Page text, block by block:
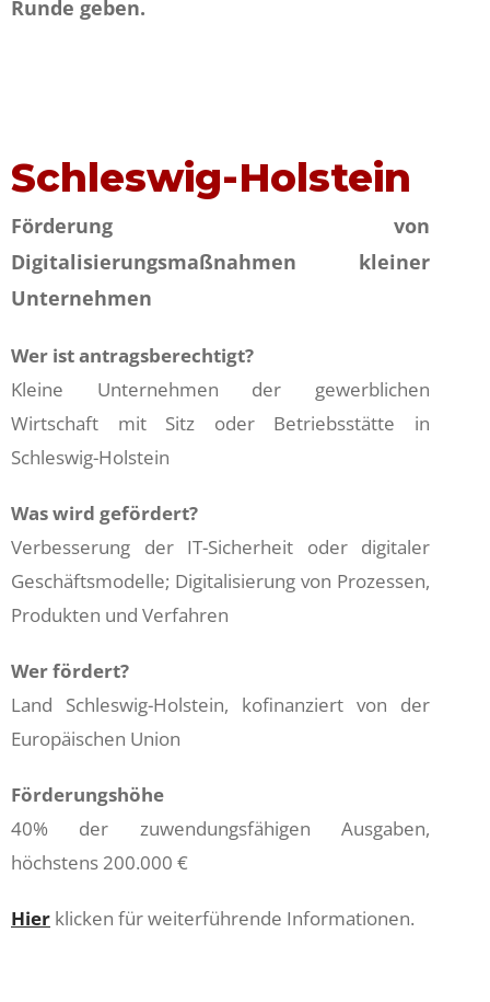
Runde geben.
Schleswig-Holstein
Förderung von
Digitalisierungsmaßnahmen kleiner
Unternehmen
Wer ist antragsberechtigt?
Kleine Unternehmen der gewerblichen
Wirtschaft mit Sitz oder Betriebsstätte in
Schleswig-Holstein
Was wird gefördert?
Verbesserung der IT-Sicherheit oder digitaler
Geschäftsmodelle; Digitalisierung von Prozessen,
Produkten und Verfahren
Wer fördert?
Land Schleswig-Holstein, kofinanziert von der
Europäischen Union
Förderungshöhe
40% der zuwendungsfähigen Ausgaben,
höchstens 200.000 €
Hier klicken für weiterführende Informationen.